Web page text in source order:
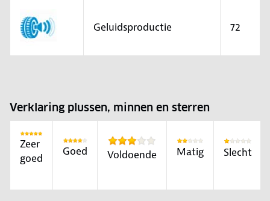
Geluidsproductie 72
Verklaring plussen, minnen en sterren
Zeer
goed
Goed Voldoende Matig Slecht